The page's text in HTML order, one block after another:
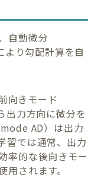
自動微分
り勾配計算を自
向きモード
出力方向に微分を
AD）は出力
習では通常、出力
率的な後向きモー
されます。